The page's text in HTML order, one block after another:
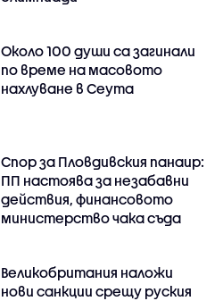
Около 100 души са загинали
по време на масовото
нахлуване в Сеута
Спор за Пловдивския панаир:
ПП настоява за незабавни
действия, финансовото
министерство чака съда
Великобритания наложи
нови санкции срещу руския